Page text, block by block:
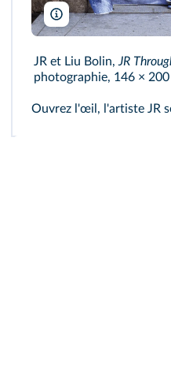
JR
JR et Liu Bolin, JR
photographie, 146 × 200
Ouvrez l'œil, l'artiste JR